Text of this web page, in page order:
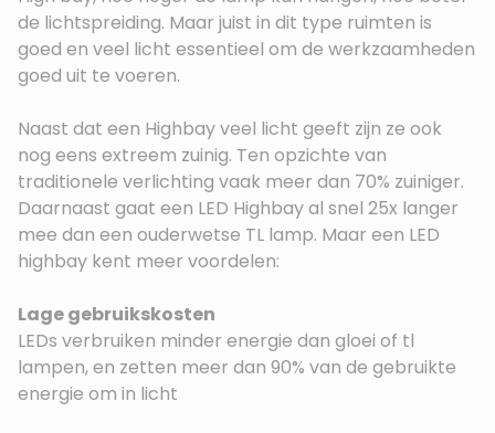
de lichtspreiding. Maar juist in dit type ruimten is
goed en veel licht essentieel om de werkzaamheden
goed uit te voeren.
Naast dat een Highbay veel licht geeft zijn ze ook
nog eens extreem zuinig. Ten opzichte van
traditionele verlichting vaak meer dan 70% zuiniger.
Daarnaast gaat een LED Highbay al snel 25x langer
mee dan een ouderwetse TL lamp. Maar een LED
highbay kent meer voordelen:
Lage gebruikskosten
LEDs verbruiken minder energie dan gloei of tl
lampen, en zetten meer dan 90% van de gebruikte
energie om in licht